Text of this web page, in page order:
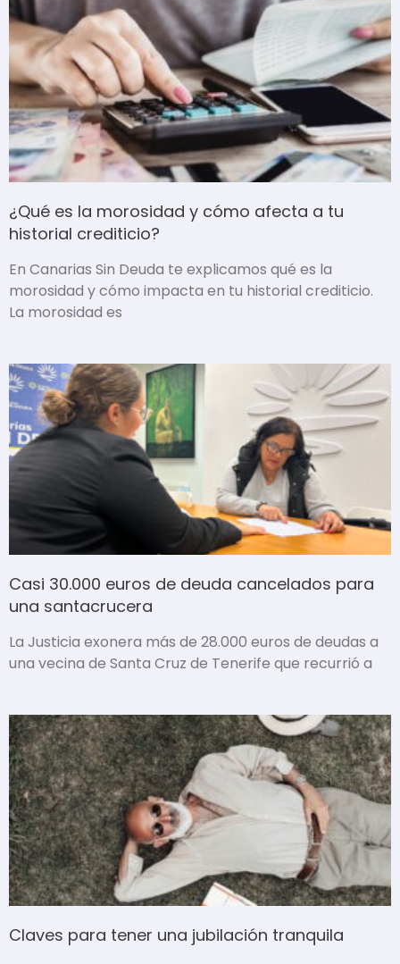
¿Qué es la morosidad y cómo afecta a tu
historial crediticio?
En Canarias Sin Deuda te explicamos qué es la
morosidad y cómo impacta en tu historial crediticio.
La morosidad es
Casi 30.000 euros de deuda cancelados para
una santacrucera
La Justicia exonera más de 28.000 euros de deudas a
una vecina de Santa Cruz de Tenerife que recurrió a
Claves para tener una jubilación tranquila